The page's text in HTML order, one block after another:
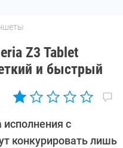
Z3 Tablet
и быстрый
исполнения с
конкурировать лишь